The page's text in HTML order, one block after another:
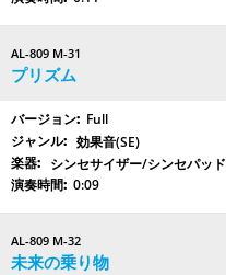
AL-809 M-31
プリズム
Full
効果音(SE)
シンセサイザー/シンセパッド
0:09
AL-809 M-32
未来の乗り物